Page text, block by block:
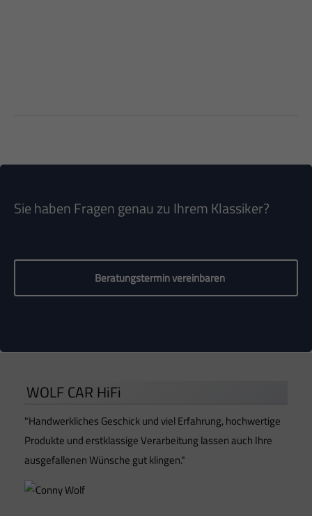
Sie haben Fragen genau zu Ihrem Klassiker?
Beratungstermin vereinbaren
WOLF CAR HiFi
"Handwerkliches Geschick und viel Erfahrung, hochwertige
Produkte und erstklassige Verarbeitung lassen auch Ihre
ausgefallenen Wünsche gut klingen."